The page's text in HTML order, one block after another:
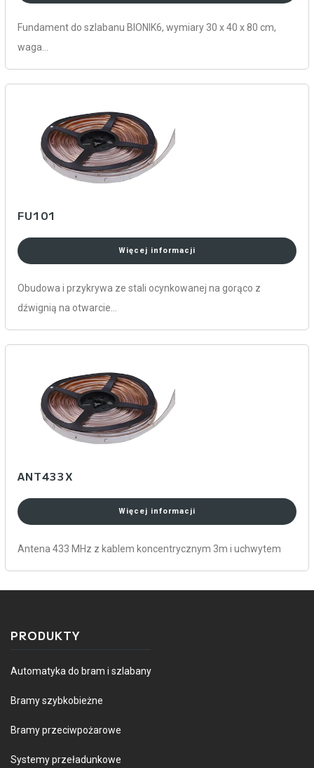
Fundament do szlabanu BIONIK6, wymiary 30 x 40 x 80 cm,
waga…
FU101
Więcej informacji
Obudowa i przykrywa ze stali ocynkowanej na gorąco z
dźwignią na otwarcie…
ANT433X
Więcej informacji
Antena 433 MHz z kablem koncentrycznym 3m i uchwytem
PRODUKTY
Automatyka do bram i szlabany
Bramy szybkobieżne
Bramy przeciwpożarowe
Systemy przeładunkowe